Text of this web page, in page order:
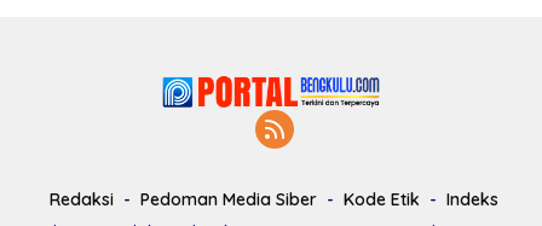
Redaksi Pedoman Media Siber Kode Etik
Indeks